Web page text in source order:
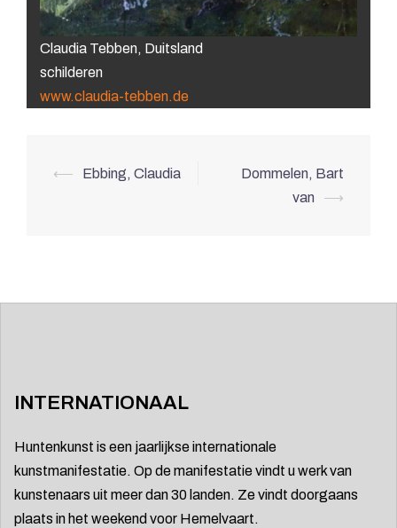
Claudia Tebben, Duitsland
schilderen
www.claudia-tebben.de
Berichtnavigatie
⟵ Ebbing, Claudia
Dommelen, Bart
van
⟶
INTERNATIONAAL
Huntenkunst is een jaarlijkse internationale
kunstmanifestatie. Op de manifestatie vindt u werk van
kunstenaars uit meer dan 30 landen. Ze vindt doorgaans
plaats in het weekend voor Hemelvaart.